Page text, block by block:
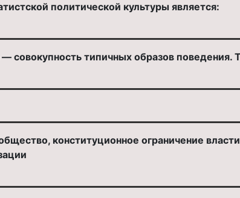
политической культуры является:
совокупность типичных образов поведения.
конституционное ограничение